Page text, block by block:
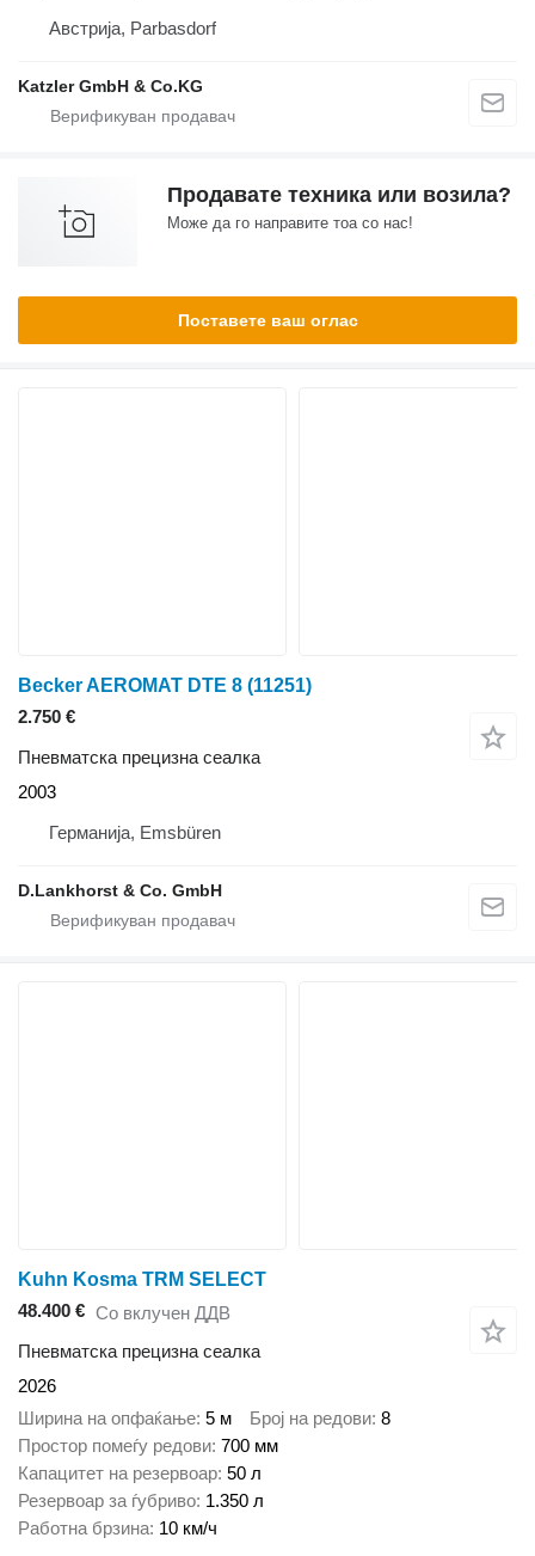
Австрија, Parbasdorf
Katzler GmbH & Co.KG
Продавате техника или возила?
Може да го направите тоа со нас!
Поставете ваш оглас
Becker AEROMAT DTE 8 (11251)
2.750 €
Пневматска прецизна сеалка
2003
Германија, Emsbüren
D.Lankhorst & Co. GmbH
Kuhn Kosma TRM SELECT
48.400 € Со вклучен ДДВ
Пневматска прецизна сеалка
2026
Ширина на опфаќање 5 м Број на редови 8
Простор помеѓу редови 700 мм
Капацитет на резервоар 50 л
Резервоар за ѓубриво 1.350 л
Работна брзина 10 км/ч